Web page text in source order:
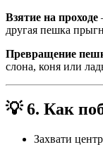
Взятие на проходе
другая пешка
Превращение
слона, коня или
💡6. Как
Захвати